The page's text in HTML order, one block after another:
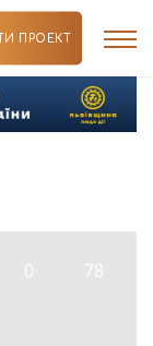
ПРОЕКТ
0 78